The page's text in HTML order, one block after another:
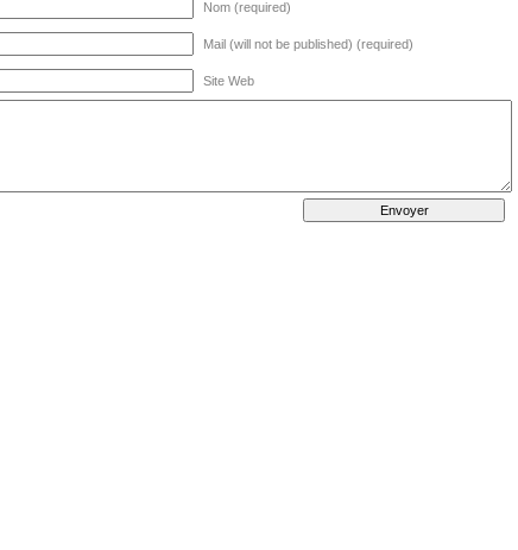
Nom (required)
Mail (will not be published) (required)
Site Web